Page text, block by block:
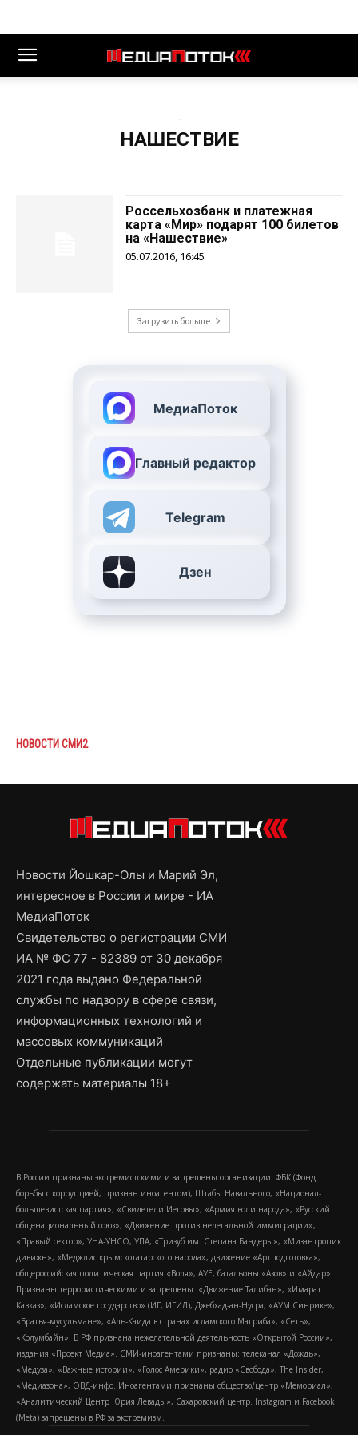
-
НАШЕСТВИЕ
Россельхозбанк и платежная
карта «Мир» подарят 100 билетов
на «Нашествие»
05.07.2016, 16:45
Загрузить больше
МедиаПоток
Главный редактор
Telegram
Дзен
НОВОСТИ СМИ2
Новости Йошкар-Олы и Марий Эл,
интересное в России и мире - ИА
МедиаПоток
Свидетельство о регистрации СМИ
ИА № ФС 77 - 82389 от 30 декабря
2021 года выдано Федеральной
службы по надзору в сфере связи,
информационных технологий и
массовых коммуникаций
Отдельные публикации могут
содержать материалы 18+
В России признаны экстремистскими и запрещены организации: ФБК (Фонд
борьбы с коррупцией, признан иноагентом), Штабы Навального, «Национал-
большевистская партия», «Свидетели Иеговы», «Армия воли народа», «Русский
общенациональный союз», «Движение против нелегальной иммиграции»,
«Правый сектор», УНА-УНСО, УПА, «Тризуб им. Степана Бандеры», «Мизантропик
дивижн», «Меджлис крымскотатарского народа», движение «Артподготовка»,
общероссийская политическая партия «Воля», АУЕ, батальоны «Азов» и «Айдар».
Признаны террористическими и запрещены: «Движение Талибан», «Имарат
Кавказ», «Исламское государство» (ИГ, ИГИЛ), Джебхад-ан-Нусра, «АУМ Синрике»,
«Братья-мусульмане», «Аль-Каида в странах исламского Магриба», «Сеть»,
«Колумбайн». В РФ признана нежелательной деятельность «Открытой России»,
издания «Проект Медиа». СМИ-иноагентами признаны: телеканал «Дождь»,
«Медуза», «Важные истории», «Голос Америки», радио «Свобода», The Insider,
«Медиазона», ОВД-инфо. Иноагентами признаны общество/центр «Мемориал»,
«Аналитический Центр Юрия Левады», Сахаровский центр. Instagram и Facebook
(Metа) запрещены в РФ за экстремизм.